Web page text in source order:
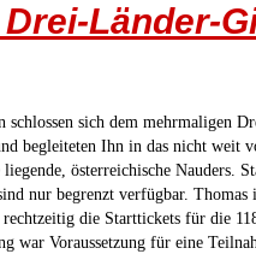
Länder-
schlossen sich dem mehrmaligen
begleiteten Ihn in das nicht weit
österreichische Nauders.
nur begrenzt verfügbar. Thomas
rechtzeitig die Starttickets für die
war Voraussetzung für eine